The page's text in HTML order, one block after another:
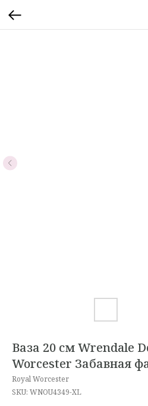
Ваза 20 см Wrendale
Worcester Забавная
Royal Worcester
SKU: WNOU4349-XL